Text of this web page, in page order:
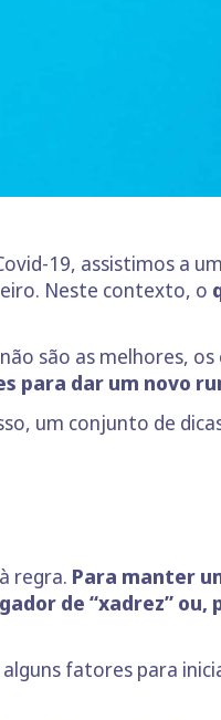
19, assistimos a
Neste contexto, o
são as melhores,
para dar um novo
um conjunto de
regra. Para manter
de “xadrez”
fatores para